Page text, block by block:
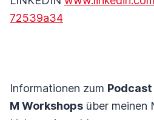
72539a34
Informationen zum Podcast
M Workshops über meinen